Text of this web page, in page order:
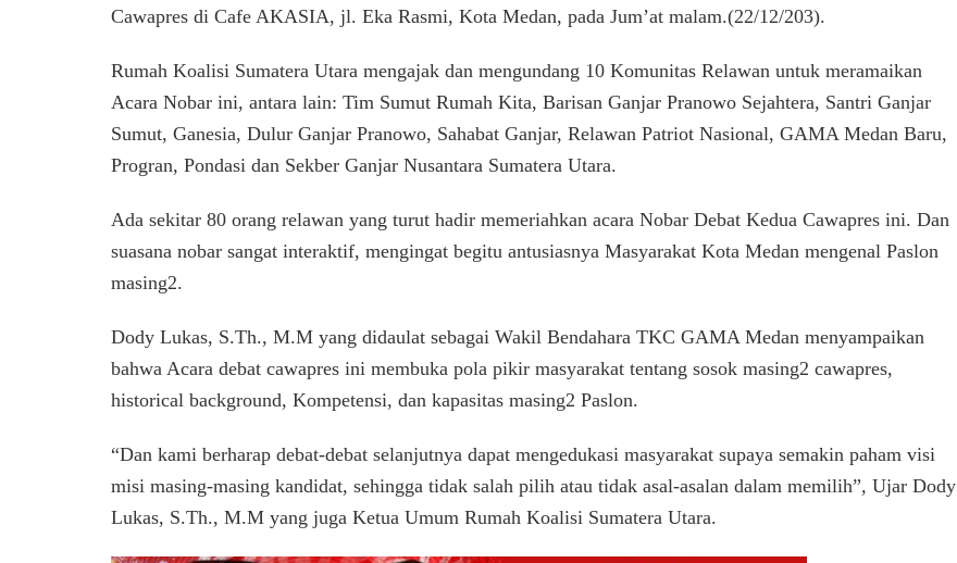
Akasia
Sukses
Digelar
Cawapres di Cafe AKASIA, jl. Eka Rasmi, Kota Medan, pada Jum’at malam.(22/12/203).
Rumah Koalisi Sumatera Utara mengajak dan mengundang 10 Komunitas Relawan untuk meramaikan
Acara Nobar ini, antara lain: Tim Sumut Rumah Kita, Barisan Ganjar Pranowo Sejahtera, Santri Ganjar
Sumut, Ganesia, Dulur Ganjar Pranowo, Sahabat Ganjar, Relawan Patriot Nasional, GAMA Medan Baru,
Progran, Pondasi dan Sekber Ganjar Nusantara Sumatera Utara.
Ada sekitar 80 orang relawan yang turut hadir memeriahkan acara Nobar Debat Kedua Cawapres ini. Dan
suasana nobar sangat interaktif, mengingat begitu antusiasnya Masyarakat Kota Medan mengenal Paslon
masing2.
Dody Lukas, S.Th., M.M yang didaulat sebagai Wakil Bendahara TKC GAMA Medan menyampaikan
bahwa Acara debat cawapres ini membuka pola pikir masyarakat tentang sosok masing2 cawapres,
historical background, Kompetensi, dan kapasitas masing2 Paslon.
“Dan kami berharap debat-debat selanjutnya dapat mengedukasi masyarakat supaya semakin paham visi
misi masing-masing kandidat, sehingga tidak salah pilih atau tidak asal-asalan dalam memilih”, Ujar Dody
Lukas, S.Th., M.M yang juga Ketua Umum Rumah Koalisi Sumatera Utara.